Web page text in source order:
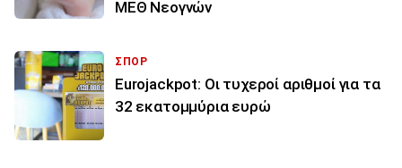
ΜΕΘ Νεογνών
ΣΠΟΡ
Eurojackpot: Οι τυχεροί αριθμοί για τα
32 εκατoμμύρια ευρώ